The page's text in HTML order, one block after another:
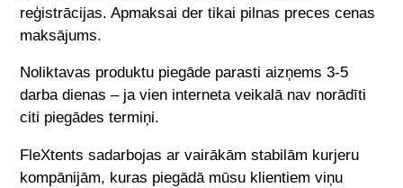
reģistrācijas. Apmaksai der tikai pilnas preces cenas
maksājums.
Noliktavas produktu piegāde parasti aizņems3-5
darba dienas – ja vien interneta veikalā nav norādīti
citi piegādes termiņi.
FleXtents sadarbojas ar vairākām stabilām kurjeru
kompānijām, kuras piegādā mūsu klientiem viņu